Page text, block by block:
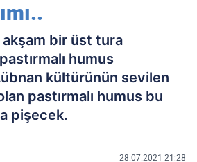
akşam bir üst tura
humus
kültürünün sevilen
pastırmalı humus bu
pişecek.
28.07.2021 21:28